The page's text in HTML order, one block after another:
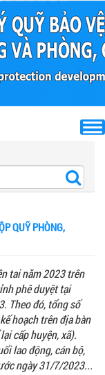
QUỸ PHÒNG,
tai năm 2023 trên
phê duyệt tại
Theo đó, tổng số
hoạch trên địa bàn
cấp huyện, xã).
lao động, cán bộ,
ngày 31/7/2023...